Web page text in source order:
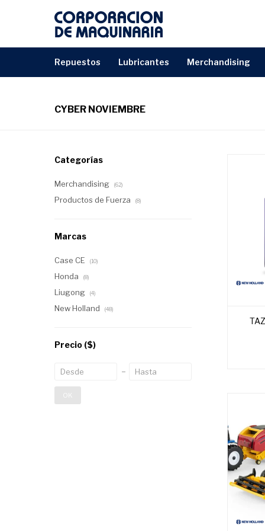
repuestos lubricantes merchandising
CYBER NOVIEMBRE
Categorías
Merchandising (62)
Productos de Fuerza (8)
Marcas
Case CE (10)
Honda (8)
Liugong (4)
New Holland (48)
Precio ($)
OK